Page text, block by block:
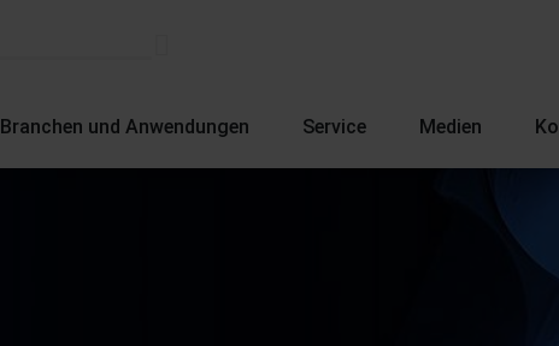
Branchen und Anwendungen Service Medien